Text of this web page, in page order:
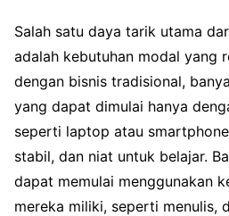
Salah satu daya tarik utama
adalah kebutuhan modal yang
dengan bisnis tradisional,
yang dapat dimulai hanya
seperti laptop atau
stabil, dan niat untuk belajar.
dapat memulai menggunakan
mereka miliki, seperti menulis,